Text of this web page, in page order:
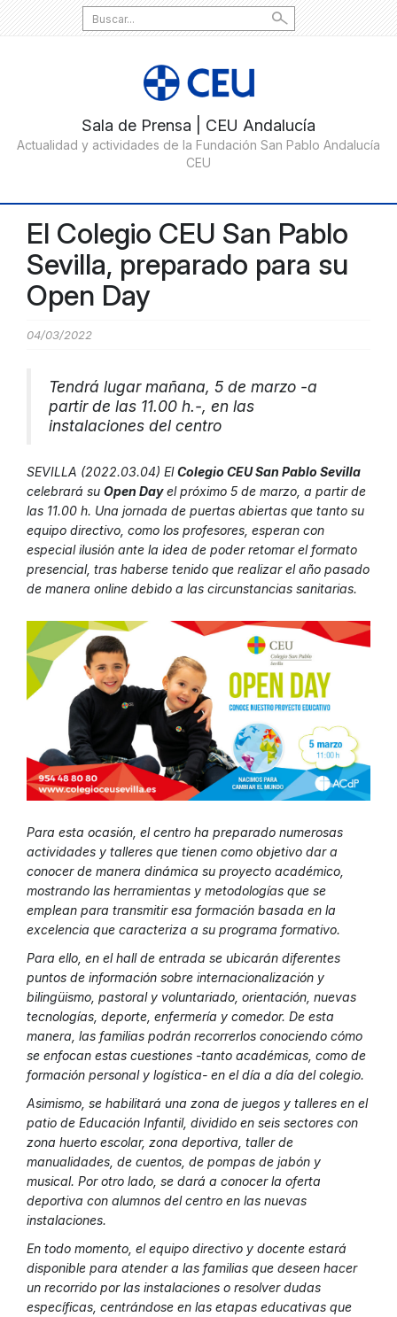
Search
for:
El Colegio CEU San Pablo
Sevilla, preparado para su
Open Day
04/03/2022
Tendrá lugar mañana, 5 de marzo -a
partir de las 11.00 h.-, en las
instalaciones del centro
SEVILLA (2022.03.04) ElColegio CEU San Pablo Sevilla
celebrará su Open Dayel próximo 5 de marzo, a partir de
las 11.00 h. Una jornada de puertas abiertas que tanto su
equipo directivo, como los profesores, esperan con
especial ilusión ante la idea de poder retomar el formato
presencial, tras haberse tenido que realizar el año pasado
de manera online debido a las circunstancias sanitarias.
Para esta ocasión, el centro ha preparado numerosas
actividades y talleres que tienen como objetivo dar a
conocer de manera dinámica su proyecto académico,
mostrando las herramientas y metodologías que se
emplean para transmitir esa formación basada en la
excelencia que caracteriza a su programa formativo.
Para ello, en el hall de entrada se ubicarán diferentes
puntos de información sobre internacionalización y
bilingüismo, pastoral y voluntariado, orientación, nuevas
tecnologías, deporte, enfermería y comedor. De esta
manera, las familias podrán recorrerlos conociendo cómo
se enfocan estas cuestiones -tanto académicas, como de
formación personal y logística- en el día a día del colegio.
Asimismo, se habilitará una zona de juegos y talleres en el
patio de Educación Infantil, dividido en seis sectores con
zona huerto escolar, zona deportiva, taller de
manualidades, de cuentos, de pompas de jabón y
musical. Por otro lado, se dará a conocer la oferta
deportiva con alumnos del centro en las nuevas
instalaciones.
En todo momento, el equipo directivo y docente estará
disponible para atender a las familias que deseen hacer
un recorrido por las instalaciones o resolver dudas
específicas, centrándose en las etapas educativas que